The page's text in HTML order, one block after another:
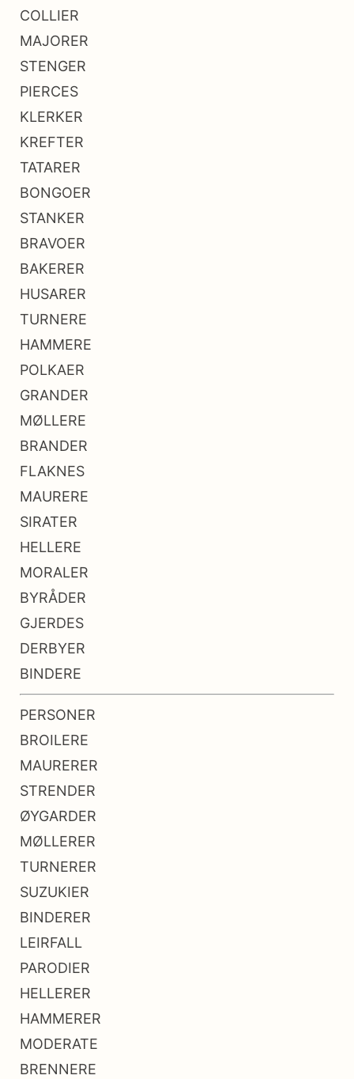
COLLIER
MAJORER
STENGER
PIERCES
KLERKER
KREFTER
TATARER
BONGOER
STANKER
BRAVOER
BAKERER
HUSARER
TURNERE
HAMMERE
POLKAER
GRANDER
MØLLERE
BRANDER
FLAKNES
MAURERE
SIRATER
HELLERE
MORALER
BYRÅDER
GJERDES
DERBYER
BINDERE
PERSONER
BROILERE
MAURERER
STRENDER
ØYGARDER
MØLLERER
TURNERER
SUZUKIER
BINDERER
LEIRFALL
PARODIER
HELLERER
HAMMERER
MODERATE
BRENNERE